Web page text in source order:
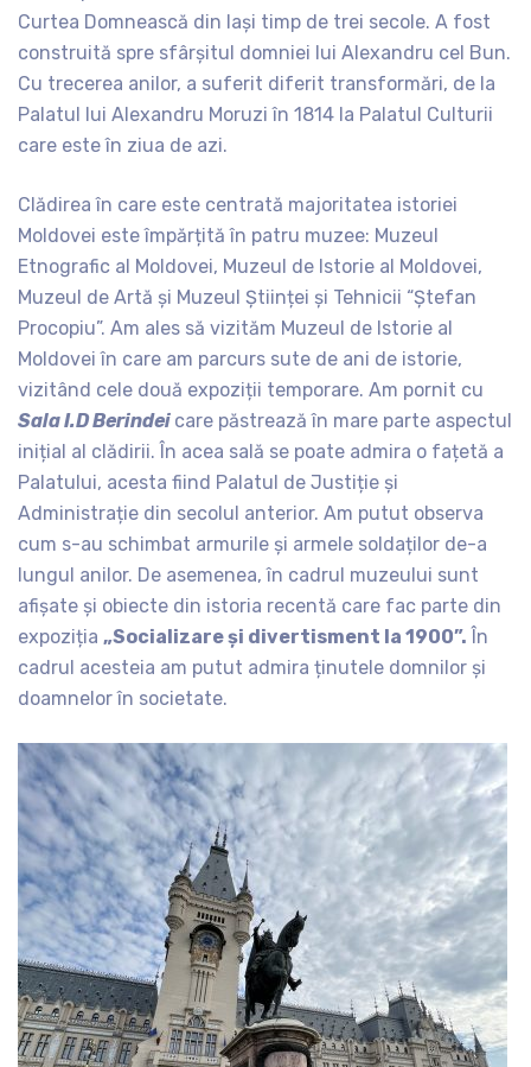
Curtea Domnească din Iași timp de trei secole. A fost
construită spre sfârșitul domniei lui Alexandru cel Bun.
Cu trecerea anilor, a suferit diferit transformări, de la
Palatul lui Alexandru Moruzi în 1814 la Palatul Culturii
care este în ziua de azi.
Clădirea în care este centrată majoritatea istoriei
Moldovei este împărțită în patru muzee: Muzeul
Etnografic al Moldovei, Muzeul de Istorie al Moldovei,
Muzeul de Artă și Muzeul Științei și Tehnicii “Ștefan
Procopiu”. Am ales să vizităm Muzeul de Istorie al
Moldovei în care am parcurs sute de ani de istorie,
vizitând cele două expoziții temporare. Am pornit cu
Sala I.D Berindei care păstrează în mare parte aspectul
inițial al clădirii. În acea sală se poate admira o fațetă a
Palatului, acesta fiind Palatul de Justiție și
Administrație din secolul anterior. Am putut observa
cum s-au schimbat armurile și armele soldaților de-a
lungul anilor. De asemenea, în cadrul muzeului sunt
afișate și obiecte din istoria recentă care fac parte din
expoziția „Socializare și divertisment la 1900”. În
cadrul acesteia am putut admira ținutele domnilor și
doamnelor în societate.